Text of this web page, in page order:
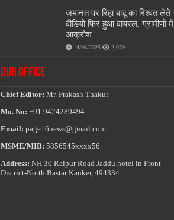
जमानत पर रिहा बाबू का रिश्वत लेते
वीडियो फिर हुआ वायरल, ग्रामीणों में
आक्रोश
14/06/2025 2,079
OUR OFFICE
Chief Editor: Mr. Prakash Thakur
Mo. No: +91 9424289494
Email: page16news@gmail.com
MSME/MIB: 5856545xxxx56
Address: NH 30 Raipur Road Jaddu hotel in Front
District-North Bastar Kanker, 494334